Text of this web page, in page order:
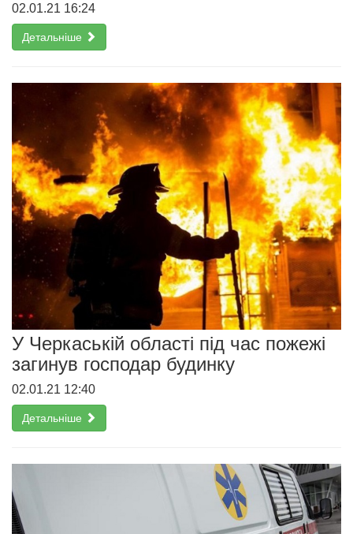
02.01.21 16:24
Детальніше
У Черкаській області під час пожежі
загинув господар будинку
02.01.21 12:40
Детальніше